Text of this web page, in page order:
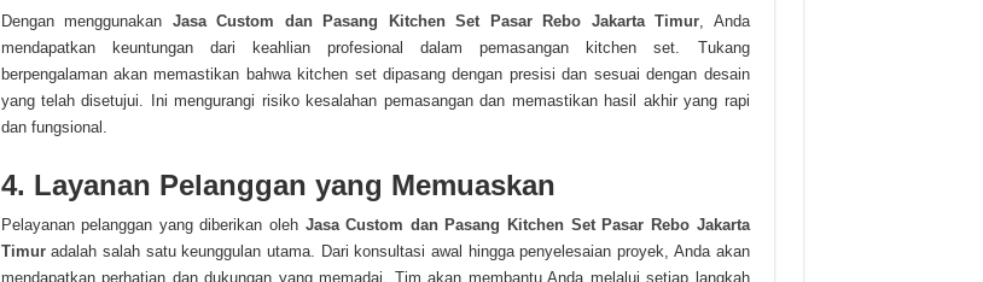
Dengan menggunakan Jasa Custom dan Pasang Kitchen Set Pasar Rebo Jakarta Timur, Anda
mendapatkan keuntungan dari keahlian profesional dalam pemasangan kitchen set. Tukang
berpengalaman akan memastikan bahwa kitchen set dipasang dengan presisi dan sesuai dengan desain
yang telah disetujui. Ini mengurangi risiko kesalahan pemasangan dan memastikan hasil akhir yang rapi
dan fungsional.
4. Layanan Pelanggan yang Memuaskan
Pelayanan pelanggan yang diberikan oleh Jasa Custom dan Pasang Kitchen Set Pasar Rebo Jakarta
Timuradalah salah satu keunggulan utama. Dari konsultasi awal hingga penyelesaian proyek, Anda akan
mendapatkan perhatian dan dukungan yang memadai. Tim akan membantu Anda melalui setiap langkah